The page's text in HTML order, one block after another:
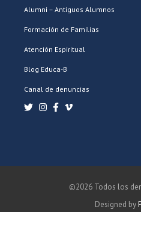
Alumni – Antiguos Alumnos
Formación de Familias
Atención Espiritual
Blog Educa-B
Canal de denuncias
©2026 Todos los
Designed by